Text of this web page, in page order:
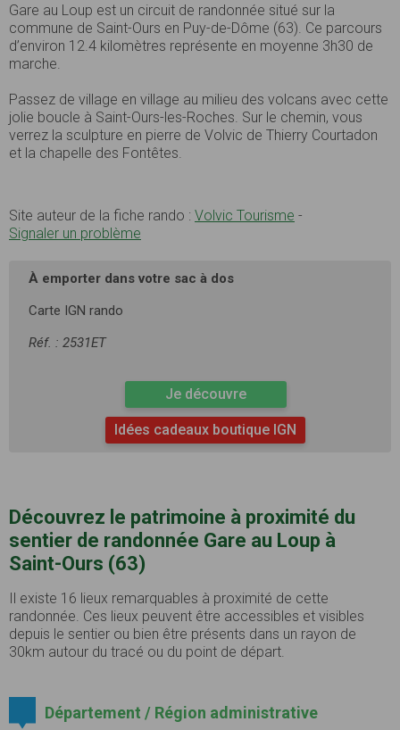
Gare au Loup est un circuit de randonnée situé sur la
commune de Saint-Ours en Puy-de-Dôme (63). Ce parcours
d’environ 12.4 kilomètres représente en moyenne 3h30 de
marche.
Passez de village en village au milieu des volcans avec cette
jolie boucle à Saint-Ours-les-Roches. Sur le chemin, vous
verrez la sculpture en pierre de Volvic de Thierry Courtadon
et la chapelle des Fontêtes.
Site auteur de la fiche rando : Volvic Tourisme -
Signaler un problème
À emporter dans votre sac à dos
Carte IGN rando
Réf. : 2531ET
Je découvre
Idées cadeaux boutique IGN
Découvrez le patrimoine à proximité du
sentier de randonnée Gare au Loup à
Saint-Ours (63)
Il existe 16 lieux remarquables à proximité de cette
randonnée. Ces lieux peuvent être accessibles et visibles
depuis le sentier ou bien être présents dans un rayon de
30km autour du tracé ou du point de départ.
Département / Région administrative